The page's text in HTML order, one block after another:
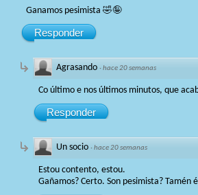
Ganamos pesimista 🤣🤪
Responder
Agrasando ·hace 20 semanas
Co último e nos últimos minutos, que
Responder
Un socio ·hace 20 semanas
Estou contento, estou.
Gañamos? Certo. Son pesimista? Tamén